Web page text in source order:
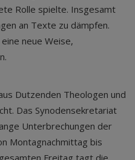
Rolle spielte. Insgesamt
an Texte zu dämpfen.
neue Weise,
Dutzenden Theologen und
Das Synodensekretariat
Unterbrechungen der
Montagnachmittag bis
Freitag tagt die